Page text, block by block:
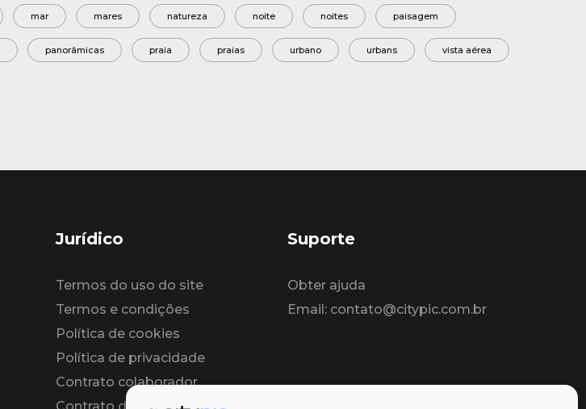
mar mares natureza noite noites paisagem
panorâmicas praia praias urbano urbans vista aérea
Jurídico
Termos do uso do site
Termos e condições
Política de cookies
Política de privacidade
Contrato colaborador
Suporte
Obter ajuda
Email: contato@citypic.com.br